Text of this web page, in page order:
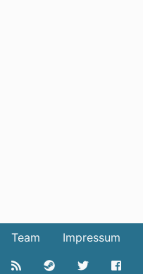
Team Impressum